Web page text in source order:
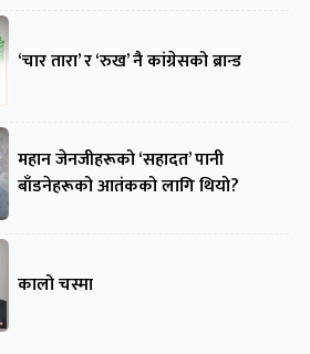
‘चार तारा’ र ‘रुख’ नै कांग्रेसको ब्रान्ड
महान जेनजीहरूको ‘सहादत’ पानी
बाँडनेहरूको आतंकको लागि थियो?
कालो चस्मा